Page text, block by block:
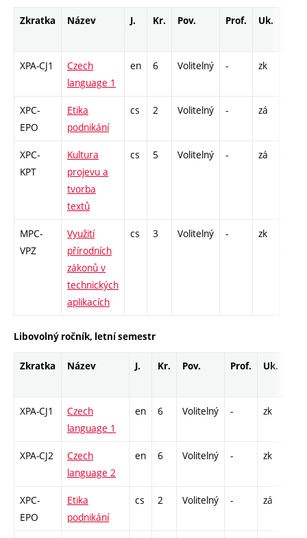
Zkratka Název J. Kr. Pov. Prof. Uk.
XPA-CJ1
Czech
language 1
en 6 Volitelný - zk
XPC-
EPO
Etika
podnikání
cs 2 Volitelný - zá
XPC-
KPT
Kultura
projevu a
tvorba
textů
cs 5 Volitelný - zá
MPC-
VPZ
Využití
přírodních
zákonů v
technických
aplikacích
cs 3 Volitelný - zk
Libovolný ročník, letní semestr
Zkratka Název J. Kr. Pov. Prof. Uk.
XPA-CJ1
Czech
language 1
en 6 Volitelný - zk
XPA-CJ2
Czech
language 2
en 6 Volitelný - zk
XPC-
EPO
Etika
podnikání
cs 2 Volitelný - zá